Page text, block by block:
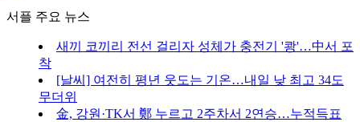
서플 주요 뉴스
새끼 코끼리 전선 걸리자 성체가 충전기 '쾅'…中서 포
착
[날씨] 여전히 평년 웃도는 기온…내일 낮 최고 34도
무더위
金, 강원·TK서 鄭 누르고 2주차서 2연승…누적득표